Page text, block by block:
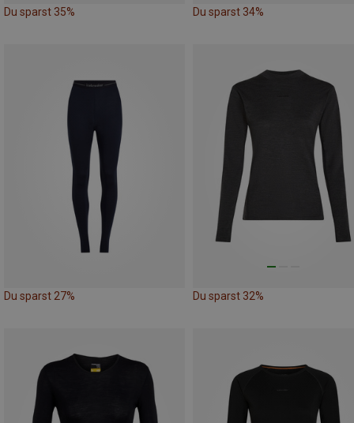
Du sparst 35% Du sparst 34%
Du sparst 27% Du sparst 32%